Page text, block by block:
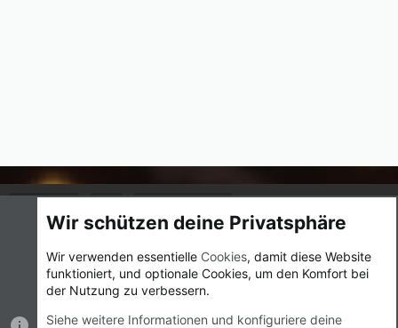
Nutzungsbedingungen
Datenschutz
Hilfe und Impressum
R
S
S
by ThemeHouse
Wir schützen deine Privatsphäre
Wir verwenden essentielle Cookies, damit diese Website
funktioniert, und optionale Cookies, um den Komfort bei
der Nutzung zu verbessern.
Siehe weitere Informationen und konfiguriere deine